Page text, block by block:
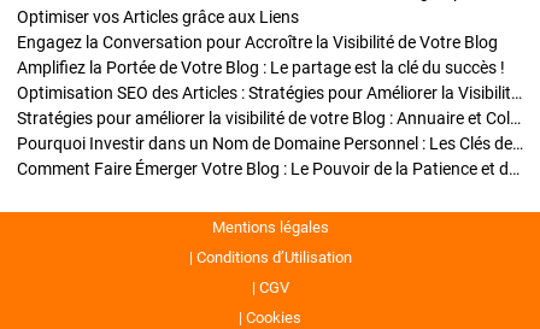
Optimiser vos Articles grâce aux Liens
Engagez la Conversation pour Accroître la Visibilité de Votre Blog
Amplifiez la Portée de Votre Blog : Le partage est la clé du succès !
Optimisation SEO des Articles : Stratégies pour Améliorer la Visibilité de Votre Blog
Stratégies pour améliorer la visibilité de votre Blog : Annuaire et Collaborations
Pourquoi Investir dans un Nom de Domaine Personnel : Les Clés de la Réussite de Votre Blog
Comment Faire Émerger Votre Blog : Le Pouvoir de la Patience et de la Persévérance
Mentions légales
Conditions d’Utilisation
CGV
Cookies